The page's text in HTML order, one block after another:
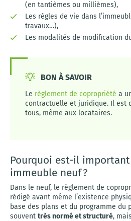
(en tantièmes ou millièmes),
Les règles de vie dans
travaux…),
Les modalités de modification
BON À SAVOIR
Le règlement de copropriété a
contractuelle et juridique. Il est
tous, même aux locataires.
Pourquoi est-il
immeuble neuf ?
Dans le neuf, le règlement de
rédigé avant même l’existence
base des plans et du programme du
souvent très normé et structuré,